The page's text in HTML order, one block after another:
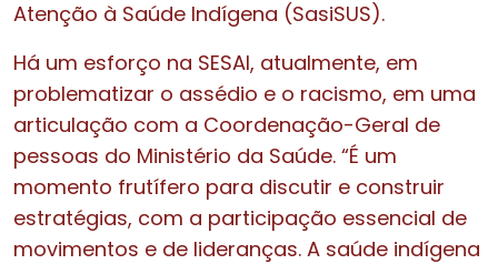
Atenção à Saúde Indígena (SasiSUS).
Há um esforço na SESAI, atualmente, em
problematizar o assédio e o racismo, em uma
articulação com a Coordenação-Geral de
pessoas do Ministério da Saúde. “É um
momento frutífero para discutir e construir
estratégias, com a participação essencial de
movimentos e de lideranças. A saúde indígena